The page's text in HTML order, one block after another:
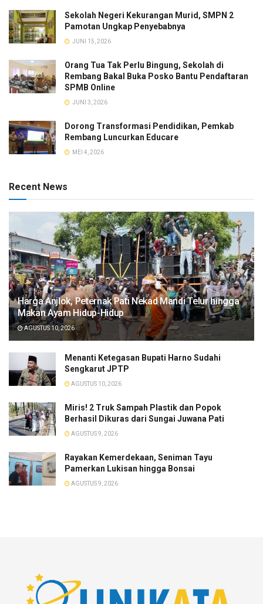
Sekolah Negeri Kekurangan Murid, SMPN 2
Pamotan Ungkap Penyebabnya
JUNI 15, 2026
Orang Tua Tak Perlu Bingung, Sekolah di
Rembang Bakal Buka Posko Bantu Pendaftaran
SPMB Online
JUNI 3, 2026
Dorong Transformasi Pendidikan, Pemkab
Rembang Luncurkan Educare
MEI 4, 2026
Recent News
Harga Anjlok, Peternak Pati Nekad Mandi Telur hingga
Makan Ayam Hidup-Hidup
AGUSTUS 10, 2026
Menanti Ketegasan Bupati Harno Sudahi
Sengkarut JPTP
AGUSTUS 10, 2026
​Miris! 2 Truk Sampah Plastik dan Popok
Berhasil Dikuras dari Sungai Juwana Pati
AGUSTUS 9, 2026
Rayakan Kemerdekaan, Seniman Tayu
Pamerkan Lukisan hingga Bonsai
AGUSTUS 9, 2026